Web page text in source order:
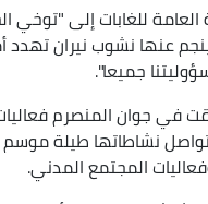
للغابات إلى "توخي
عنها نشوب نيران تهدد
جميعا".
في جوان المنصرم
نشاطاتها طيلة
المجتمع المدني.